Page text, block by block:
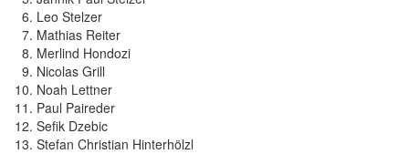
Leo Stelzer
Mathias Reiter
Merlind Hondozi
Nicolas Grill
Noah Lettner
Paul Paireder
Sefik Dzebic
Stefan Christian Hinterhölzl